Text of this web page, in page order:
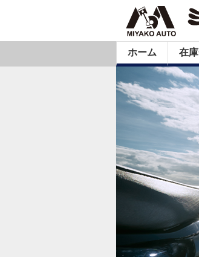
ホーム 在